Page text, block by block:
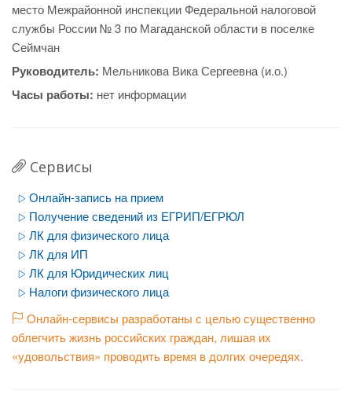
место Межрайонной инспекции Федеральной налоговой
службы России № 3 по Магаданской области в поселке
Сеймчан
Руководитель: Мельникова Вика Сергеевна (и.о.)
Часы работы: нет информации
Сервисы
Онлайн-запись на прием
Получение сведений из ЕГРИП/ЕГРЮЛ
ЛК для физического лица
ЛК для ИП
ЛК для Юридических лиц
Налоги физического лица
Онлайн-сервисы разработаны с целью существенно
облегчить жизнь российских граждан, лишая их
«удовольствия» проводить время в долгих очередях.